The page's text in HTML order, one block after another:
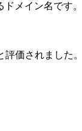
ドメイン名です。
評価されました